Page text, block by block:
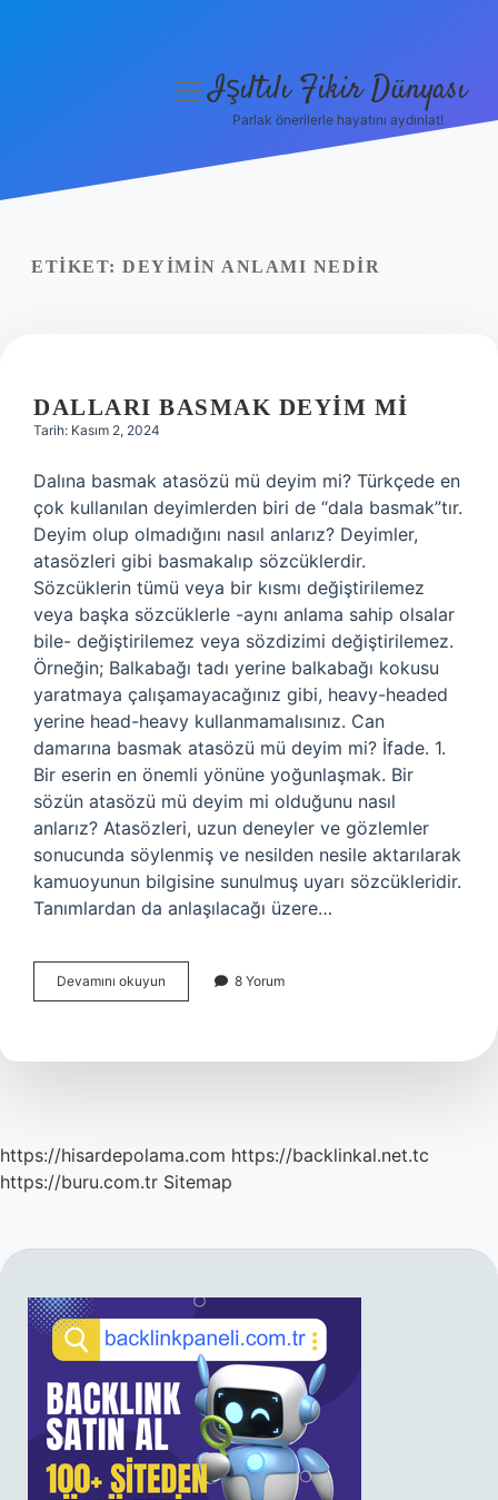
Yasal Uyarı
menüyüIşıltılı Fikir Dünyası
Parlak önerilerle hayatını aydınlat!
ETIKET: DEYIMIN ANLAMI NEDIR
DALLARI BASMAK DEYIM MI
Tarih: Kasım 2, 2024
Dalına basmak atasözü mü deyim mi? Türkçede en
çok kullanılan deyimlerden biri de “dala basmak”tır.
Deyim olup olmadığını nasıl anlarız? Deyimler,
atasözleri gibi basmakalıp sözcüklerdir.
Sözcüklerin tümü veya bir kısmı değiştirilemez
veya başka sözcüklerle -aynı anlama sahip olsalar
bile- değiştirilemez veya sözdizimi değiştirilemez.
Örneğin; Balkabağı tadı yerine balkabağı kokusu
yaratmaya çalışamayacağınız gibi, heavy-headed
yerine head-heavy kullanmamalısınız. Can
damarına basmak atasözü mü deyim mi? İfade. 1.
Bir eserin en önemli yönüne yoğunlaşmak. Bir
sözün atasözü mü deyim mi olduğunu nasıl
anlarız? Atasözleri, uzun deneyler ve gözlemler
sonucunda söylenmiş ve nesilden nesile aktarılarak
kamuoyunun bilgisine sunulmuş uyarı sözcükleridir.
Tanımlardan da anlaşılacağı üzere…
Devamını okuyun
Basmak
8 Yorum
https://hisardepolama.com https://backlinkal.net.tc
https://buru.com.tr Sitemap
SIDEBAR